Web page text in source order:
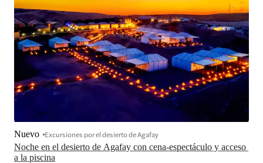
Noche en el desierto de Agafay con cena-espectáculo y acceso
a la piscina
Nuevo Excursiones por el desierto de Agafay